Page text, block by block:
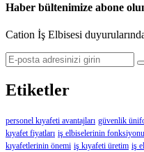
Haber bültenimize abone
Cation İş Elbisesi
Etiketler
personel kıyafeti avantajları güvenlik
kıyafet fiyatları iş elbiselerinin fonksiyonu
kıyafetlerinin önemi iş kıyafeti üretim iş